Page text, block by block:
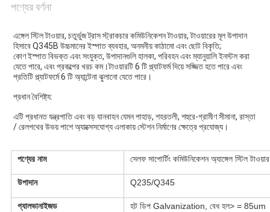
পণ্যের বর্ণনা
এঙ্গেল স্টিল টাওয়ার, চতুর্ভুজ ট্রাস স্ট্রাকচার কমিউনিকেশন টাওয়ার, টাওয়ারের মূল উপাদান
হিসাবে Q345B উচ্চমানের ইস্পাত ব্যবহার, অনমনীয় কাঠামো এবং ছোট বিকৃতি;
কোণ ইস্পাত বিভক্ত এবং সংযুক্ত, উপাদানগুলি হালকা, পরিবহন এবং ম্যানুয়ালি ইনস্টল করা
যেতে পারে, এবং প্রকল্পের খরচ কম।টাওয়ারটি 6 টি প্ল্যাটফর্ম দিয়ে সজ্জিত হতে পারে এবং
প্রতিটি প্ল্যাটফর্মে 6 টি অ্যান্টেনা ঝুলানো যেতে পারে।
প্রধান বৈশিষ্ট্য:
এটি প্রধানত যন্ত্রপাতি এবং বড় যানবাহন যেমন পাহাড়, শহরতলী, শহুরে-গ্রামীণ সীমানা, রাস্তা
/ রেলপথের উভয় পাশে অ্যাক্সেসযোগ্য এলাকায় স্টেশন নির্মাণের ক্ষেত্রে প্রযোজ্য।
পণ্যের নাম সেলফ সাপোর্টিং কমিউনিকেশন অ্যাঙ্গেল স্টিল টাওয়ার
উপাদান Q235/Q345
গ্যালভানাইজড হট ডিপ Galvanization, বেধ হল> = 85um